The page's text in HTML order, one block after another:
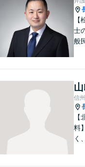
可
士
般
供
信
料
く